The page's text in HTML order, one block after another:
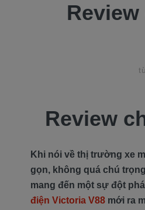
Review
Khi nói về thị trường xe
gọn, không quá chú
mang đến một sự đột
điện Victoria V88 mới ra